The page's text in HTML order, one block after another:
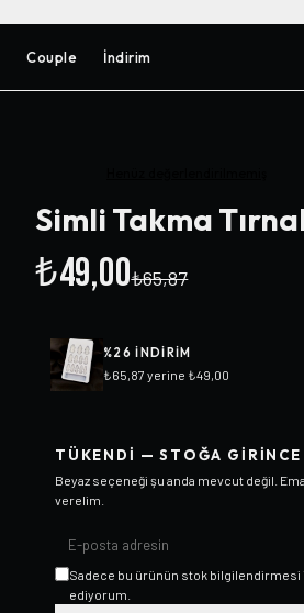
Couple İndirim
Simli Takma
₺49,00₺65,87
%26 INDIRIM
₺65,87 yerine ₺49,00
TÜKENDI — STOĞA GIRINCE
Beyaz seçeneği şu anda mevcut değil.
verelim.
Sadece bu ürünün stok
ediyorum.